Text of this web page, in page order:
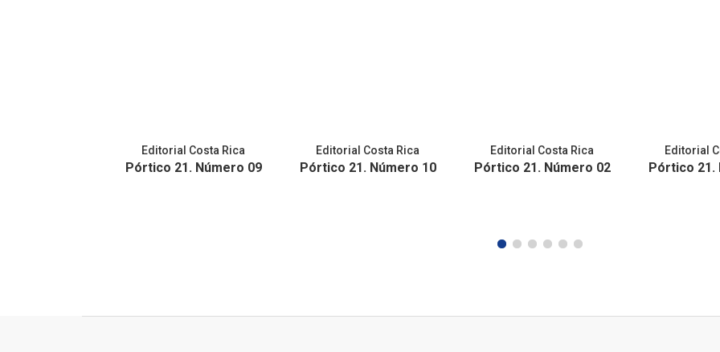
Editorial Costa Rica
Pórtico 21. Número 09
Editorial Costa Rica
Pórtico 21. Número 10
Editorial Costa Rica
Pórtico 21. Número 02
Editorial
Pórtico 21.